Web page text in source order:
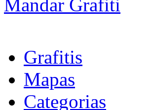
Mandar Grafiti
Grafitis
Mapas
Categorias